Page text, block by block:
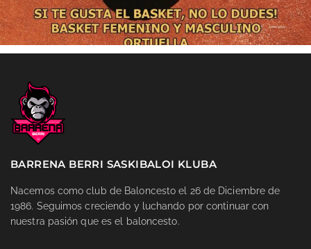
BARRENA BERRI SASKIBALOI KLUBA
Nacemos como club de Baloncesto el 26 de Diciembre de
1986. Seguimos creciendo y luchando por continuar con
nuestra pasión que es el baloncesto.